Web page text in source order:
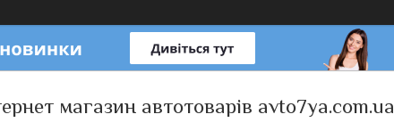
магазин автотоварів avto7ya.com.ua